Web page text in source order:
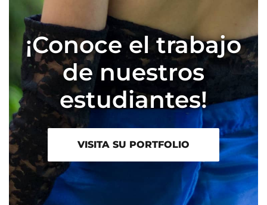
¡Conoce el trabajo
de nuestros
estudiantes!
VISITA SU PORTFOLIO